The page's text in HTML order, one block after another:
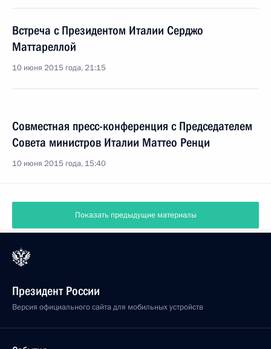
Встреча с Президентом Италии Серджо
Маттареллой
10 июня 2015 года, 21:15
Совместная пресс-конференция с Председателем
Совета министров Италии Маттео Ренци
10 июня 2015 года, 15:40
Показать предыдущие материалы
Президент России
Версия официального сайта для мобильных устройств